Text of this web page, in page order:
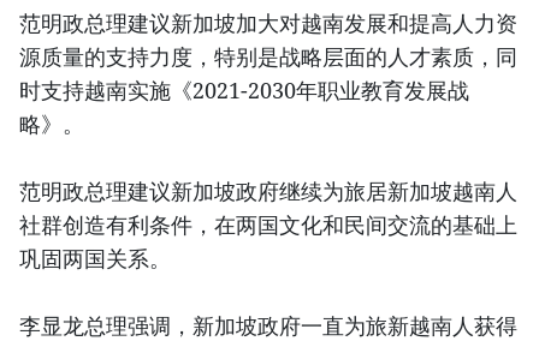
范明政总理建议新加坡加大对越南发展和提高人力资
源质量的支持力度，特别是战略层面的人才素质，同
时支持越南实施《2021-2030年职业教育发展战
略》。
范明政总理建议新加坡政府继续为旅居新加坡越南人
社群创造有利条件，在两国文化和民间交流的基础上
巩固两国关系。
李显龙总理强调，新加坡政府一直为旅新越南人获得